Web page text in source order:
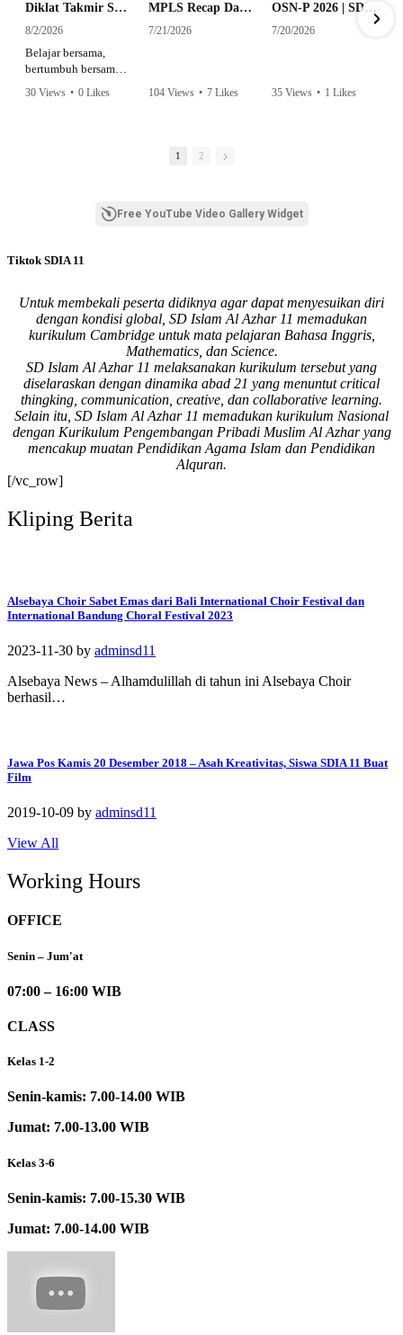
Diklat Takmir SDI Al Azhar 11 Surabaya
8/2/2026
Belajar bersama,
bertumbuh bersama,
amanah.
mencetak pemimpin-
bertanggung jawab,
dengan penuh
keikhlasan.
Bismillah, semoga
setiap langkah
menjadi ladang
kebaikan🌱
#SDIAIAzhar11Surab
aya #DiklatTakmir
#PemimpinMuda
#Berakhlak Mulia
#surabaya #sekolah
#sekolahsurabaya
30 Views • 0 Likes
MPLS Recap Day 1 - SDI Al Azhar 11 Surabaya
7/21/2026
104 Views • 7 Likes
OSN-P 2026 | SD - 20533043 - SD ISLAM AL AZHAR 11 SURABAYA | IPA
7/20/2026
35 Views • 1 Likes
1 2
Free YouTube Video Gallery Widget
Tiktok SDIA 11
Untuk membekali peserta didiknya agar dapat menyesuikan diri
dengan kondisi global, SD Islam Al Azhar 11 memadukan
kurikulum Cambridge untuk mata pelajaran Bahasa Inggris,
Mathematics, dan Science.
SD Islam Al Azhar 11 melaksanakan kurikulum tersebut yang
diselaraskan dengan dinamika abad 21 yang menuntut critical
thingking, communication, creative, dan collaborative learning.
Selain itu, SD Islam Al Azhar 11 memadukan kurikulum Nasional
dengan Kurikulum Pengembangan Pribadi Muslim Al Azhar yang
mencakup muatan Pendidikan Agama Islam dan Pendidikan
Alquran.
[/vc_row]
Kliping Berita
Alsebaya Choir Sabet Emas dari Bali International Choir Festival dan
International Bandung Choral Festival 2023
2023-11-30 by adminsd11
Alsebaya News – Alhamdulillah di tahun ini Alsebaya Choir
berhasil…
Jawa Pos Kamis 20 Desember 2018 – Asah Kreativitas, Siswa SDIA 11 Buat
Film
2019-10-09 by adminsd11
View All
Working Hours
OFFICE
Senin – Jum'at
07:00 – 16:00 WIB
CLASS
Kelas 1-2
Senin-kamis: 7.00-14.00 WIB
Jumat: 7.00-13.00 WIB
Kelas 3-6
Senin-kamis: 7.00-15.30 WIB
Jumat: 7.00-14.00 WIB